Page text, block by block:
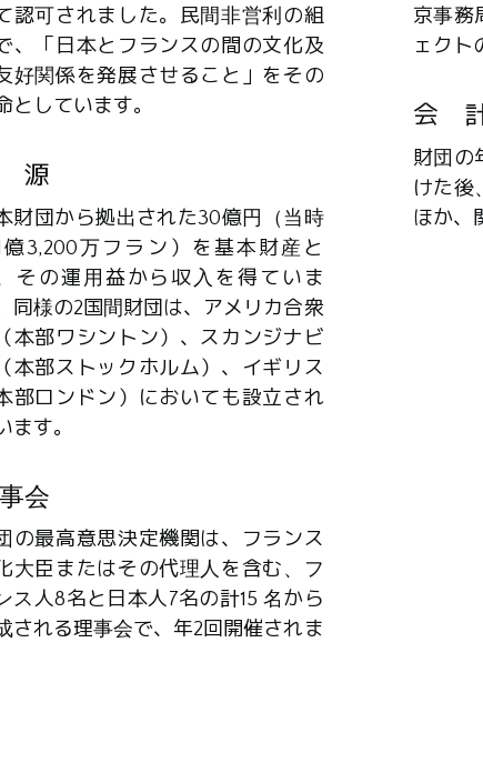
認可されました。民間非営利の組
、「日本とフランスの間の文化及
好関係を発展させること」をその
としています。
源
財団から拠出された30億円（当時
億3,200万フラン）を基本財産と
その運用益から収入を得ていま
同様の2国間財団は、アメリカ合衆
本部ワシントン）、スカンジナビ
本部ストックホルム）、イギリス
本部ロンドン）においても設立され
ます。
会
の最高意思決定機関は、フランス
大臣またはその代理人を含む、フ
ス人8名と日本人7名の計15 名から
される理事会で、年2回開催されま
京事務
ェクト
会
財団の
けた後
ほか、